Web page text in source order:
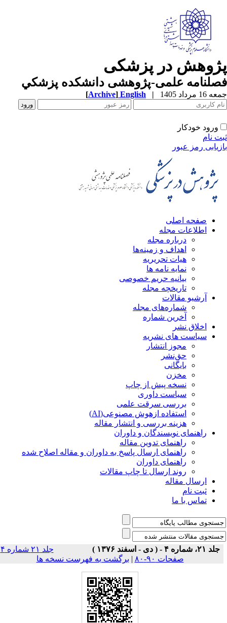
در پزشکی
علمی-پژوهشی دانشکده پزشکي
مرداد 1405 |
English
[Archive]
ورود خودکار
نام
رمز عبور
صفحه اصلی
اطلاعات مجله
درباره مجله
اهداف و زمینه‌ها
هیات تحریریه
نمایه نامه ها
بیانیه حریم خصوصی
تاریخچه مجله
آرشیو مقالات
شماره‌های مجله
آخرین شماره
اخلاق نشر
سیاست های نشریه
مجوز انتشار
حق‌نشر
بایگانی
مخزن
نسخه پیش از چاپ
سیاست داوری
بررسی سرقت علمی
استفاده ازهوش مصنوعی(AI)
هزینه بررسی و انتشار مقاله
راهنمای نویسندگان و داوران
راهنمای تدوین مقاله
راهنمای ارسال پاسخ به داوران و مقاله اصلاح شده
راهنمای داوران
روند ارسال تا چاپ مقالات
ارسال مقاله
ثبت نام
تماس با ما
جلد ۲۱، شماره ۴ - ( دی - اسفند ۱۳۷۶ )
جلد ۲۱ شماره ۴
صفحات ۹۰-۸۰
| برگشت به فهرست نسخه ها